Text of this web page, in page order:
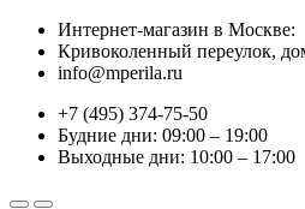
Интернет-магазин в Москве:
Кривоколенный переулок,
info@mperila.ru
+7 (495) 374-75-50
Будние дни: 09:00 – 19:00
Выходные дни: 10:00 – 17:00